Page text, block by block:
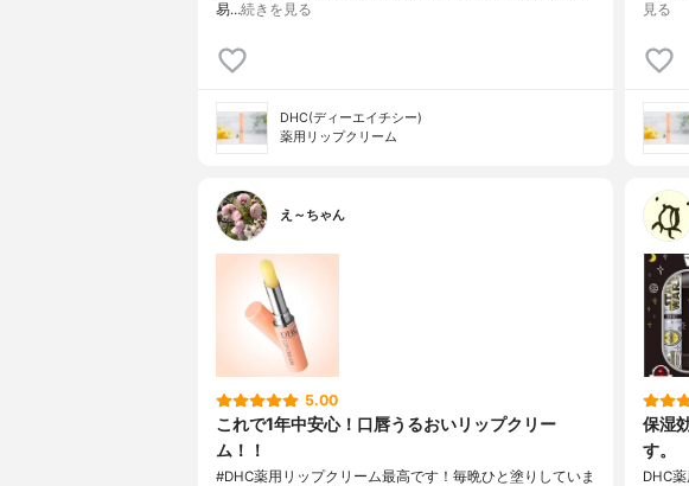
易…続きを見る
DHC(ディーエイチシー)
薬用リップクリーム
見る
え～ちゃん
5.00
これで1年中安心！口唇うるおいリップクリー
ム！！
#DHC薬用リップクリーム最高です！毎晩ひと塗りしていま
保湿
す。
DHC